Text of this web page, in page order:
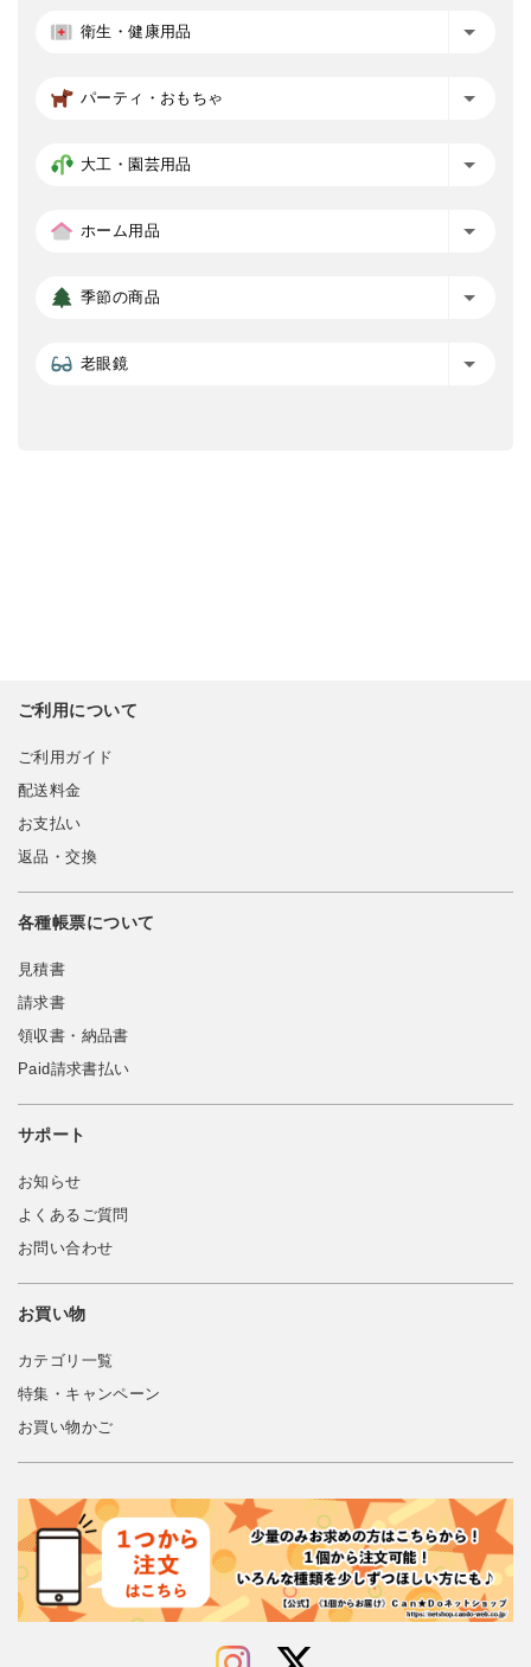
衛生・健康用品
パーティ・おもちゃ
大工・園芸用品
ホーム用品
季節の商品
老眼鏡
ご利用について
ご利用ガイド
配送料金
お支払い
返品・交換
各種帳票について
見積書
請求書
領収書・納品書
Paid請求書払い
サポート
お知らせ
よくあるご質問
お問い合わせ
お買い物
カテゴリ一覧
特集・キャンペーン
お買い物かご